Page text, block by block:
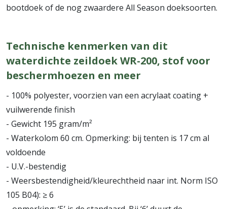
bootdoek of de nog zwaardere All Season doeksoorten.
Technische kenmerken van dit
waterdichte zeildoek WR-200, stof voor
beschermhoezen en meer
- 100% polyester, voorzien van een acrylaat coating +
vuilwerende finish
- Gewicht 195 gram/m²
- Waterkolom 60 cm. Opmerking: bij tenten is 17 cm al
voldoende
- U.V.-bestendig
- Weersbestendigheid/kleurechtheid naar int. Norm ISO
105 B04): ≥ 6